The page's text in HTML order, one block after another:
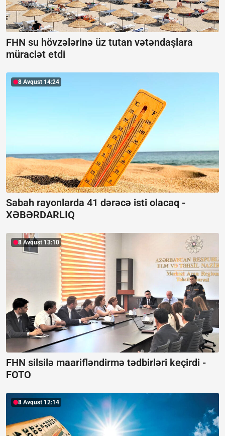
FHN su hövzələrinə üz tutan vətəndaşlara
müraciət etdi
8 Avqust 14:24
Sabah rayonlarda 41 dərəcə isti olacaq -
XƏBƏRDARLIQ
8 Avqust 13:10
FHN silsilə maarifləndirmə tədbirləri keçirdi -
FOTO
8 Avqust 12:14